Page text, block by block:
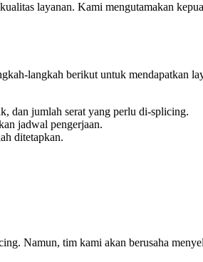
layanan. Kami mengutamakan
langkah berikut untuk mendapatkan
dan jumlah serat yang perlu di-splicing.
jadwal pengerjaan.
ditetapkan.
Namun, tim kami akan berusaha